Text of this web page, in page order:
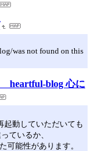
was not found on this
blog 心に
起動していただいても
ているか、
可能性があります。